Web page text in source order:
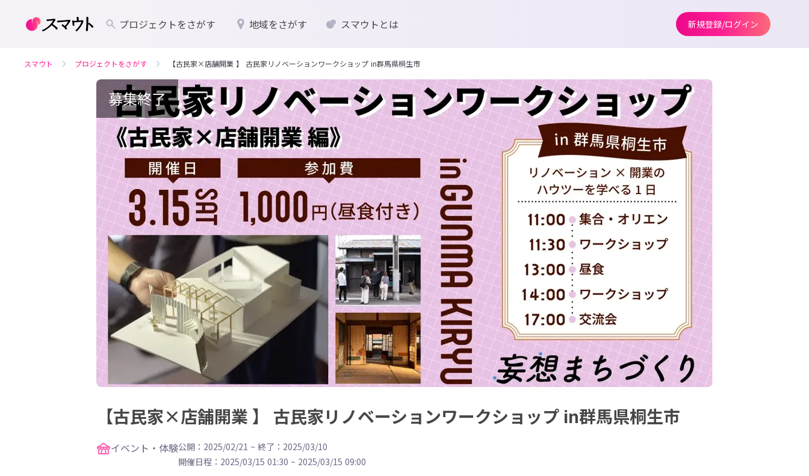
プロジェクトをさがす 地域をさがす スマウトとは 新規登録/ログイン
スマウト プロジェクトをさがす 【古民家×店舗開業 】 古民家リノベーションワークショップ in群馬県桐生市
募集終了
【古民家×店舗開業 】 古民家リノベーションワークショップ in群馬県桐生市
イベント・体験公開：2025/02/21 ~ 終了：2025/03/10
開催日程： 2025/03/15 01:30 ~ 2025/03/15 09:00